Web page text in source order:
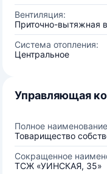
Вентиляция:
Приточно-вытяжная
Система отопления:
Центральное
Управляющая
Полное
Товарищество
Сокращенное
ТСЖ «УИНСКАЯ, 35»